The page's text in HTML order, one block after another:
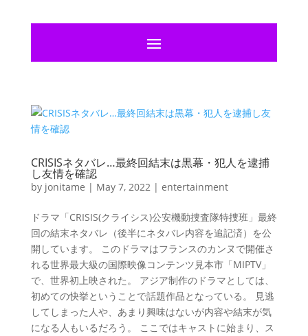
CRISISネタバレ…最終回結末は黒幕・犯人を逮捕
し友情を確認
by jonitame | May 7, 2022| entertainment
ドラマ「CRISIS(クライシス)公安機動捜査隊特捜班」最終
回の結末ネタバレ（後半にネタバレ内容を追記済）を公
開しています。 このドラマはフランスのカンヌで開催さ
れる世界最大級の国際映像コンテンツ見本市「MIPTV」
で、世界初上映された。 アジア制作のドラマとしては、
初めての快挙ということで話題作品となっている。 見逃
してしまった人や、あまり興味はないが内容や結末が気
になる人もいるだろう。 ここではキャストに始まり、ス